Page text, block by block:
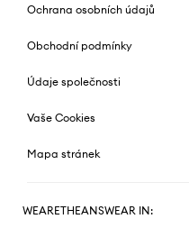
Ochrana osobních údajů
Obchodní podmínky
Údaje společnosti
Vaše Cookies
Mapa stránek
WEARETHEANSWEAR IN: